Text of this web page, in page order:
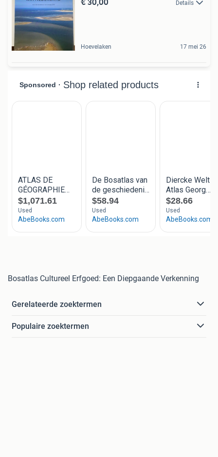
Details
Hoevelaken 17 mei 26
Bosatlas Cultureel Erfgoed: Een Diepgaande Verkenning
Gerelateerde zoektermen
Populaire zoektermen